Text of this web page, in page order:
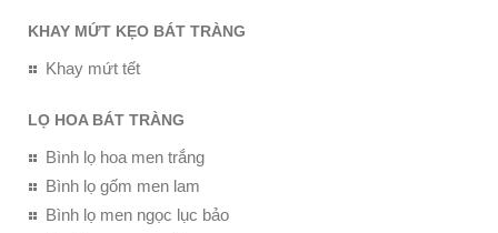
KHAY MỨT KẸO BÁT TRÀNG
Khay mứt tết
LỌ HOA BÁT TRÀNG
Bình lọ hoa men trắng
Bình lọ gốm men lam
Bình lọ men ngọc lục bảo